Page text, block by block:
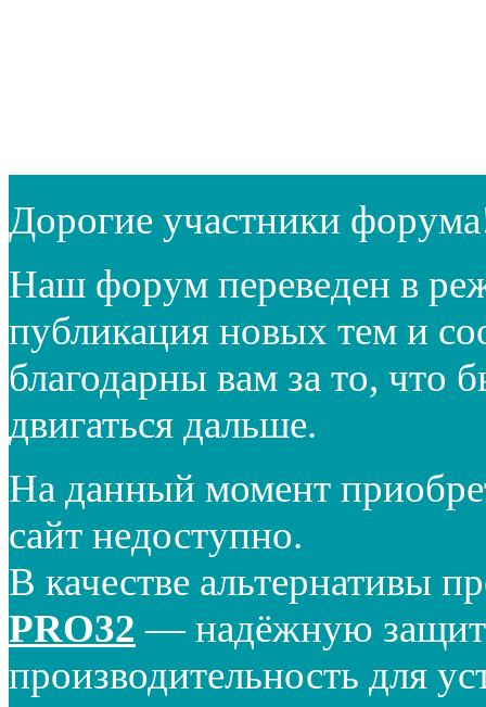
Дорогие участники
Наш форум переведен в
публикация новых тем и
благодарны вам за то, что
двигаться дальше.
На данный момент
сайт недоступно.
В качестве альтернативы
PRO32 — надёжную
производительность для